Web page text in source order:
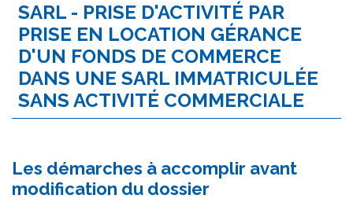
SARL - PRISE D'ACTIVITÉ PAR
PRISE EN LOCATION GÉRANCE
D'UN FONDS DE COMMERCE
DANS UNE SARL IMMATRICULÉE
SANS ACTIVITÉ COMMERCIALE
Les démarches à accomplir avant
modification du dossier